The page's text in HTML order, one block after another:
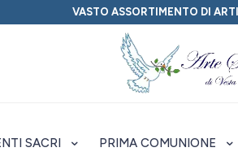
VASTO ASSORTIMENTO DI
SACRI PRIMA COMUNIONE